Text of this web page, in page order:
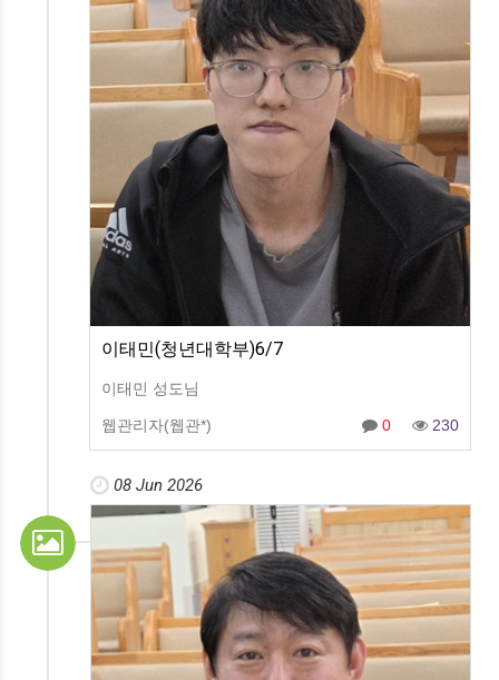
이태민(청년대학부)6/7
이태민 성도님
웹관리자(웹관*) 0 230
08 Jun 2026